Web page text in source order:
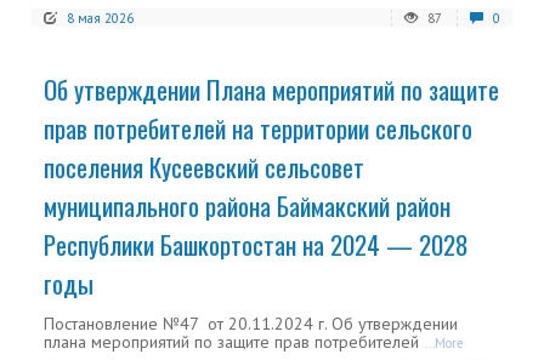
8 мая 2026
87 0
Об утверждении Плана мероприятий по защите
прав потребителей на территории сельского
поселения Кусеевский сельсовет
муниципального района Баймакский район
Республики Башкортостан на 2024 — 2028
годы
Постановление №47 от 20.11.2024 г. Об утверждении
плана мероприятий по защите прав потребителей ...More